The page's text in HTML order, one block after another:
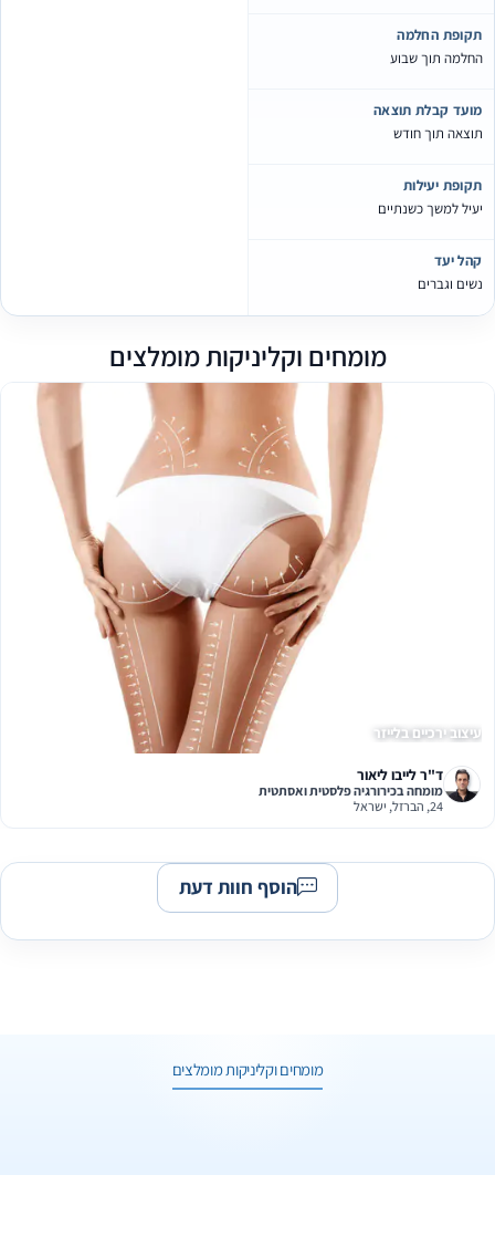
תקופת החלמה
החלמה תוך שבוע
מועד קבלת תוצאה
תוצאה תוך חודש
תקופת יעילות
יעיל למשך כשנתיים
קהל יעד
נשים וגברים
מומחים וקליניקות מומלצים
עיצוב ירכיים בלייזר
ד"ר לייבו ליאור
מומחה בכירורגיה פלסטית ואסתטית
24, הברזל, ישראל
הוסף חוות דעת
מומחים וקליניקות מומלצים